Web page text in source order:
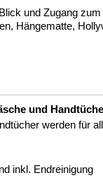
und Zugang
Hängematte,
und
werden für
inkl. Endreinigung